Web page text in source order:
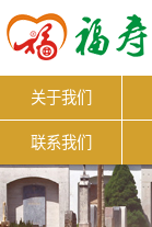
关于我们
联系我们